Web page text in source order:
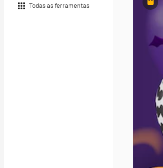
Todas as ferramentas